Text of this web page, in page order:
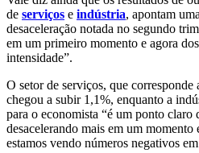
de serviços e indústria, apontam
desaceleração notada no segundo
em um primeiro momento e agora
intensidade”.
O setor de serviços, que
chegou a subir 1,1%, enquanto a
para o economista “é um ponto claro
desacelerando mais em um momento
estamos vendo números negativos